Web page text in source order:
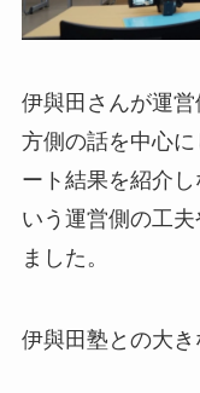
伊與田さんが運
方側の話を中心
ート結果を紹介
いう運営側の工
ました。
伊與田塾との大